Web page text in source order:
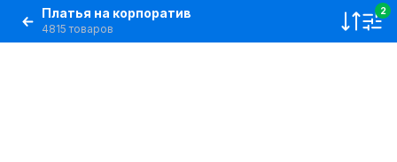
Платья на корпоратив
4815 товаров
2